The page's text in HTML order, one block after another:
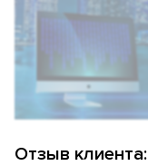
Отзыв клиента: